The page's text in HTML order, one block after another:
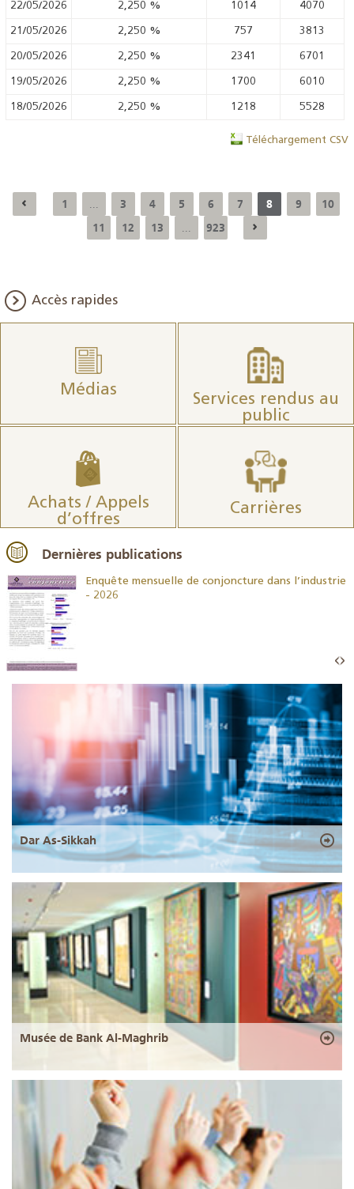
22/05/2026 2,250 % 1014 4070
21/05/2026 2,250 % 757 3813
20/05/2026 2,250 % 2341 6701
19/05/2026 2,250 % 1700 6010
18/05/2026 2,250 % 1218 5528
Téléchargement CSV
1 3 4 5 6 7 8 9
10
11
12 13 923
Accès rapides
Médias
Services rendus au
public
Achats / Appels
d’offres
Carrières
Dernières publications
Enquête mensuelle de conjoncture dans l’industrie
- 2026
Dar As-Sikkah
Musée de Bank Al-Maghrib